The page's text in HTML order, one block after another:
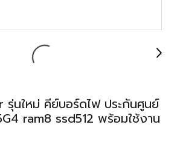
รุ่นใหม่ คีย์บอร์ดไฟ ประกันศูนย์
ram8 ssd512 พร้อมใช้งาน